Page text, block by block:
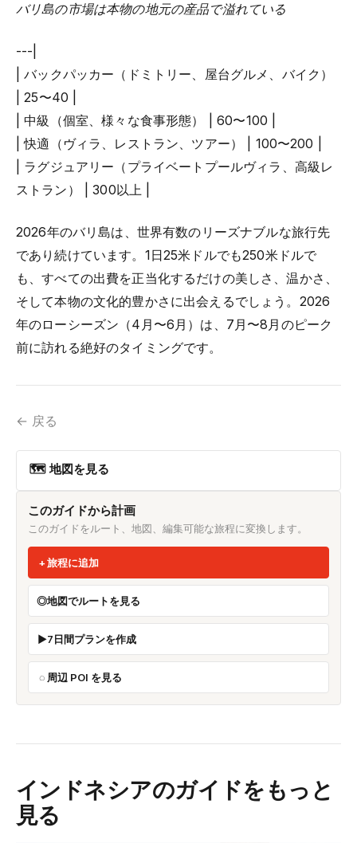
バリ島の市場は本物の地元の産品で溢れている
---|
| バックパッカー（ドミトリー、屋台グルメ、バイク）
| 25〜40 |
| 中級（個室、様々な食事形態） | 60〜100 |
| 快適（ヴィラ、レストラン、ツアー） | 100〜200 |
| ラグジュアリー（プライベートプールヴィラ、高級レ
ストラン） | 300以上 |
2026年のバリ島は、世界有数のリーズナブルな旅行先
であり続けています。1日25米ドルでも250米ドルで
も、すべての出費を正当化するだけの美しさ、温かさ、
そして本物の文化的豊かさに出会えるでしょう。2026
年のローシーズン（4月〜6月）は、7月〜8月のピーク
前に訪れる絶好のタイミングです。
← 戻る
🗺 地図を見る
このガイドから計画
このガイドをルート、地図、編集可能な旅程に変換します。
旅程に追加
地図でルートを見る
7日間プランを作成
周辺 POI を見る
インドネシアのガイドをもっと
見る